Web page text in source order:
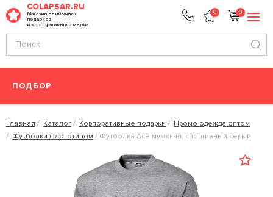
COLAPSAR.RU
Магазин необычных
подарков
и корпоративного мерча
0 0
ПОДБОР
Главная Каталог Корпоративные подарки
Промо одежда оптом
Футболки с логотипом
Футболка Ace мужская, спортивный серый